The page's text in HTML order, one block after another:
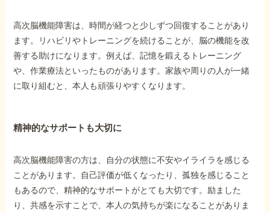
高次脳機能障害は、時間が経つと少しずつ回復することがあり
ます。リハビリやトレーニングを続けることが、脳の機能を改
善する助けになります。例えば、記憶を鍛えるトレーニング
や、作業療法といったものがあります。家族や周りの人が一緒
に取り組むと、本人も頑張りやすくなります。
精神的なサポートも大切に
高次脳機能障害の方は、自分の状態に不安やイライラを感じる
ことがあります。自己評価が低くなったり、孤独を感じること
もあるので、精神的なサポートがとても大切です。励ました
り、共感を示すことで、本人の気持ちが楽になることがありま